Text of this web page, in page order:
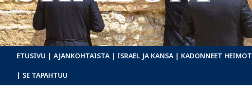
ETUSIVU | AJANKOHTAISTA | ISRAEL JA KANSA | KADONNEET HEIMOT
| SE TAPAHTUU